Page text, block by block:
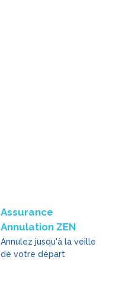
Assurance
Annulation ZEN
Annulez jusqu'à la veille
de votre départ